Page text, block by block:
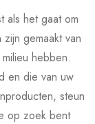
als het gaat om
gemaakt van
hebben.
en die van uw
steun
op zoek bent